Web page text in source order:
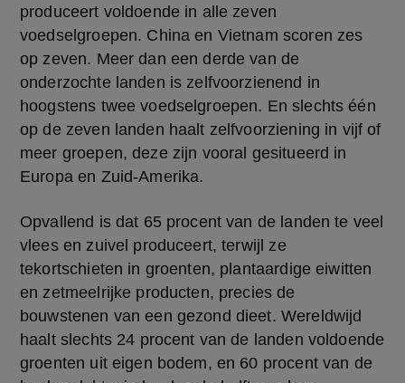
produceert voldoende in alle zeven
voedselgroepen. China en Vietnam scoren zes
op zeven. Meer dan een derde van de
onderzochte landen is zelfvoorzienend in
hoogstens twee voedselgroepen. En slechts één
op de zeven landen haalt zelfvoorziening in vijf of
meer groepen, deze zijn vooral gesitueerd in
Europa en Zuid-Amerika.
Opvallend is dat 65 procent van de landen te veel
vlees en zuivel produceert, terwijl ze
tekortschieten in groenten, plantaardige eiwitten
en zetmeelrijke producten, precies de
bouwstenen van een gezond dieet. Wereldwijd
haalt slechts 24 procent van de landen voldoende
groenten uit eigen bodem, en 60 procent van de